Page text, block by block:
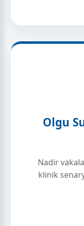
Olgu
Nadir
klinik